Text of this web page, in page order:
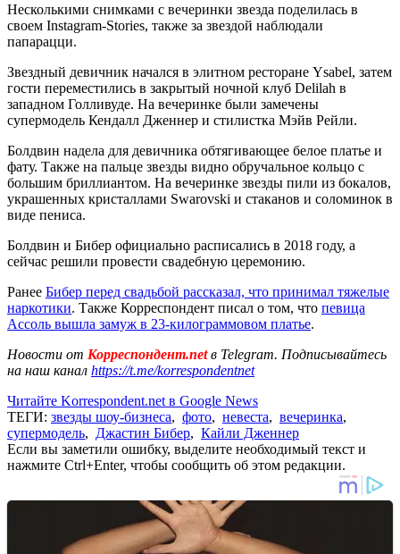
Несколькими снимками с вечеринки звезда поделилась в
своем Instagram-Stories, также за звездой наблюдали
папарацци.
Звездный девичник начался в элитном ресторане Ysabel, затем
гости переместились в закрытый ночной клуб Delilah в
западном Голливуде. На вечеринке были замечены
супермодель Кендалл Дженнер и стилистка Мэйв Рейли.
Болдвин надела для девичника обтягивающее белое платье и
фату. Также на пальце звезды видно обручальное кольцо с
большим бриллиантом. На вечеринке звезды пили из бокалов,
украшенных кристаллами Swarovski и стаканов и соломинок в
виде пениса.
Болдвин и Бибер официально расписались в 2018 году, а
сейчас решили провести свадебную церемонию.
Ранее Бибер перед свадьбой рассказал, что принимал тяжелые
наркотики. Также Корреспондент писал о том, что певица
Ассоль вышла замуж в 23-килограммовом платье.
Новости от Корреспондент.netв Telegram. Подписывайтесь
на наш канал https://t.me/korrespondentnet
Читайте Korrespondent.net в Google News
ТЕГИ: звезды шоу-бизнеса, фото, невеста, вечеринка,
супермодель, Джастин Бибер, Кайли Дженнер
Если вы заметили ошибку, выделите необходимый текст и
нажмите Ctrl+Enter, чтобы сообщить об этом редакции.